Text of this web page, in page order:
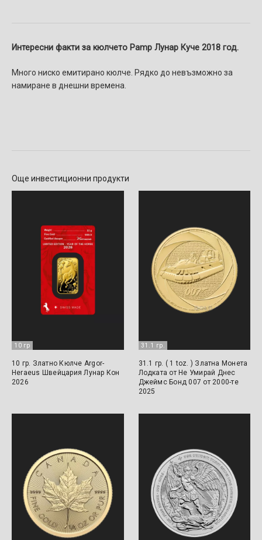
Интересни факти за кюлчето Pamp Лунар Куче 2018 год.
Много ниско емитирано кюлче. Рядко до невъзможно за
намиране в днешни времена.
Още инвестиционни продукти
10 гр
10 гр. Златно Кюлче Argor-
Heraeus Швейцария Лунар Кон
2026
31.1 гр.
31.1 гр. ( 1 toz. ) Златна Монета
Лодката от Не Умирай Днес
Джеймс Бонд 007 от 2000-те
2025